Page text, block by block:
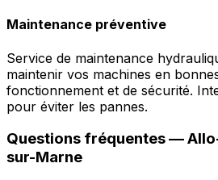
Maintenance préventive
Service de maintenance
maintenir vos machines en
fonctionnement et de sécurité.
pour éviter les pannes.
Questions fréquentes —
sur-Marne